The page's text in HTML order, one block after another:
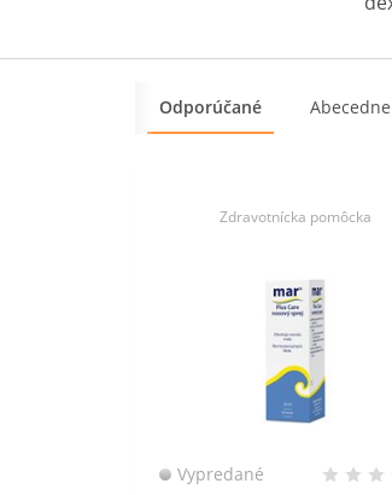
Odporúčané Abecedne
Zdravotnícka pomôcka
Vypredané